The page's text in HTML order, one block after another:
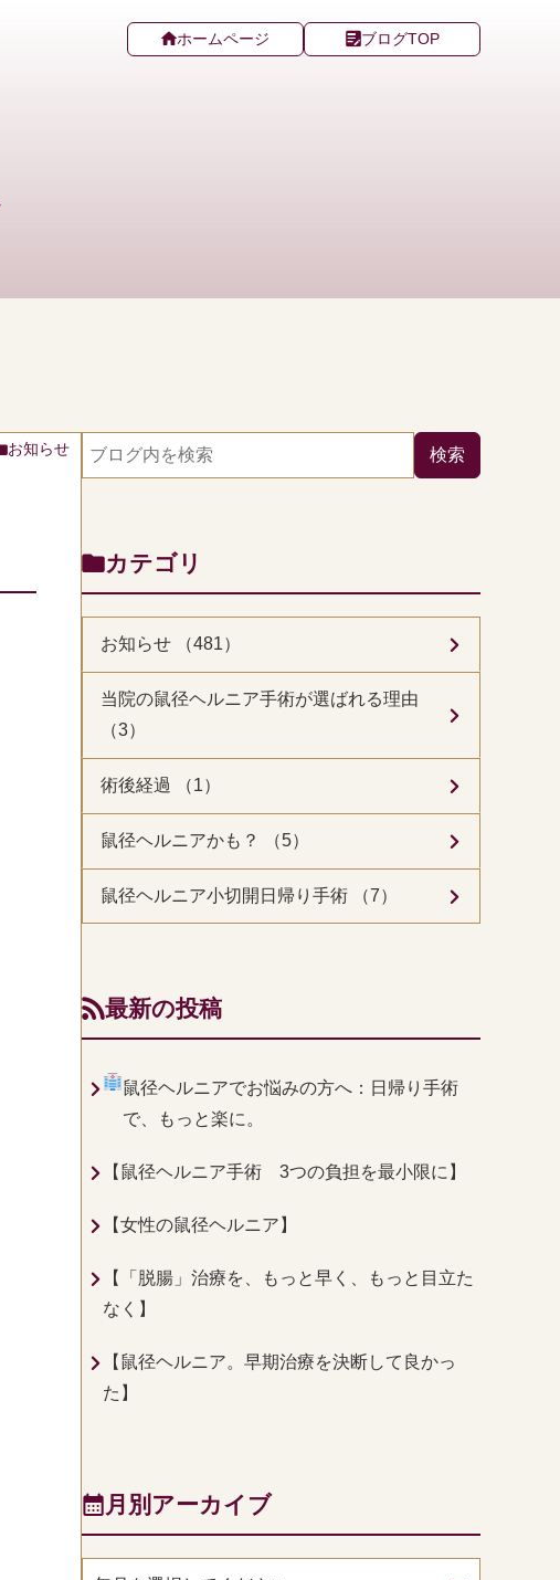
ホームページ ブログTOP
お知らせ
カテゴリ
お知らせ （481）
当院の鼠径ヘルニア手術が選ばれる理由
（3）
術後経過 （1）
鼠径ヘルニアかも？ （5）
鼠径ヘルニア小切開日帰り手術 （7）
最新の投稿
鼠径ヘルニアでお悩みの方へ：日帰り手術
で、もっと楽に。
【鼠径ヘルニア手術 3つの負担を最小限に】
【女性の鼠径ヘルニア】
【「脱腸」治療を、もっと早く、もっと目立た
なく】
【鼠径ヘルニア。早期治療を決断して良かっ
た】
月別アーカイブ